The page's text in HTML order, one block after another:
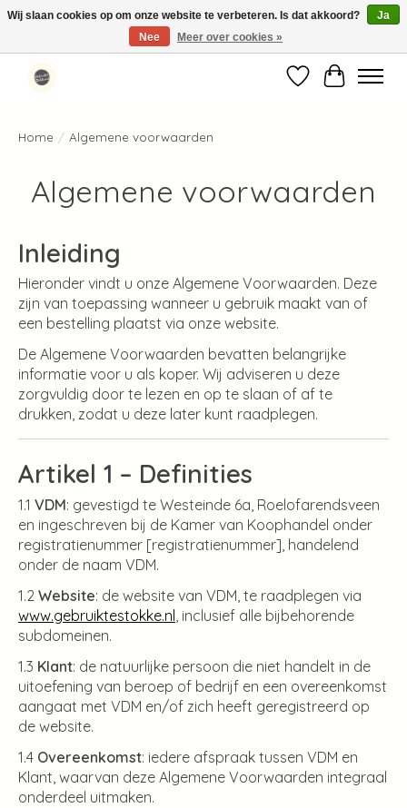
Standaard verzending binnen 1-2 werkdagen in Nederland en België ✓
Verlanglijst
Home / Algemene voorwaarden
Algemene voorwaarden
Inleiding
Hieronder vindt u onze Algemene Voorwaarden. Deze
zijn van toepassing wanneer u gebruik maakt van of
een bestelling plaatst via onze website.
De Algemene Voorwaarden bevatten belangrijke
informatie voor u als koper. Wij adviseren u deze
zorgvuldig door te lezen en op te slaan of af te
drukken, zodat u deze later kunt raadplegen.
Artikel 1 – Definities
1.1 VDM: gevestigd te Westeinde 6a, Roelofarendsveen
en ingeschreven bij de Kamer van Koophandel onder
registratienummer [registratienummer], handelend
onder de naam VDM.
1.2 Website: de website van VDM, te raadplegen via
www.gebruiktestokke.nl, inclusief alle bijbehorende
subdomeinen.
1.3 Klant: de natuurlijke persoon die niet handelt in de
uitoefening van beroep of bedrijf en een overeenkomst
aangaat met VDM en/of zich heeft geregistreerd op
de website.
1.4 Overeenkomst: iedere afspraak tussen VDM en
Klant, waarvan deze Algemene Voorwaarden integraal
onderdeel uitmaken.
Wij slaan cookies op om onze website te verbeteren. Is dat akkoord?
Ja
Nee
Meer over cookies »